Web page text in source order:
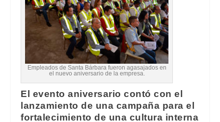
Empleados de Santa Bárbara fueron agasajados en
el nuevo aniversario de la empresa.
El evento aniversario contó con el
lanzamiento de una campaña para el
fortalecimiento de una cultura interna